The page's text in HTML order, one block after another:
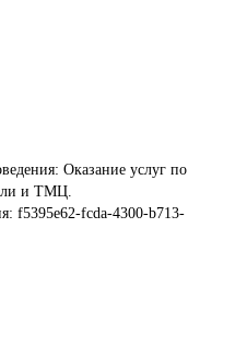
Оказание услуг по
и ТМЦ.
f5395e62-fcda-4300-b713-